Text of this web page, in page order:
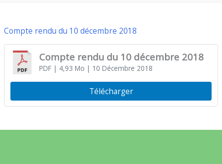
Compte rendu du 10 décembre 2018
Compte rendu du 10 décembre 2018
PDF| 4,93 Mo | 10 Décembre 2018
Télécharger